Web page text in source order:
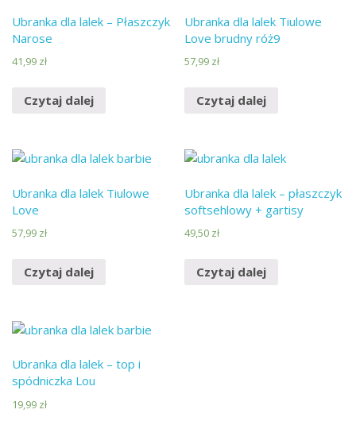
Ubranka dla lalek – Płaszczyk
Narose
41,99 zł
Czytaj dalej
Ubranka dla lalek Tiulowe
Love brudny róż9
57,99 zł
Czytaj dalej
Ubranka dla lalek Tiulowe
Love
57,99 zł
Czytaj dalej
Ubranka dla lalek – płaszczyk
softsehlowy + gartisy
49,50 zł
Czytaj dalej
Ubranka dla lalek – top i
spódniczka Lou
19,99 zł